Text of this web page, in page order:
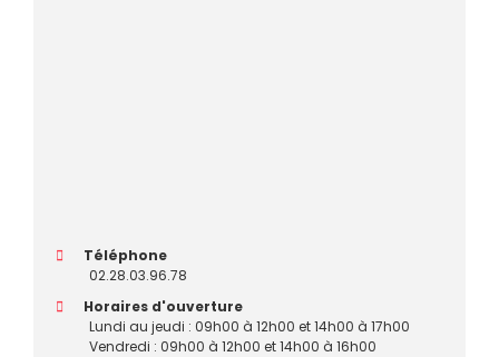
Téléphone
02.28.03.96.78
Horaires d'ouverture
Lundi au jeudi : 09h00 à 12h00 et 14h00 à 17h00
Vendredi : 09h00 à 12h00 et 14h00 à 16h00